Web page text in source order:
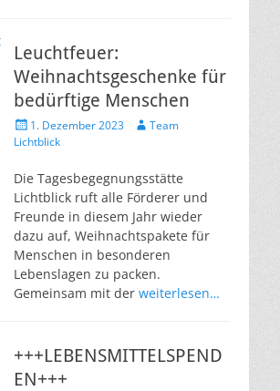
Leuchtfeuer:
Weihnachtsgeschenke für
bedürftige Menschen
Veröffentlicht
am
1. Dezember 2023 AutorTeam
Lichtblick
Die Tagesbegegnungsstätte
Lichtblick ruft alle Förderer und
Freunde in diesem Jahr wieder
dazu auf, Weihnachtspakete für
Menschen in besonderen
Lebenslagen zu packen.
Gemeinsam mit der weiterlesen…
+++LEBENSMITTELSPEND
EN+++